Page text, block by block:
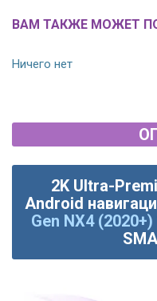
ВАМ ТАКЖЕ МОЖЕТ
Ничего нет
2K Ultra-
Android
Gen NX4 (2020+)